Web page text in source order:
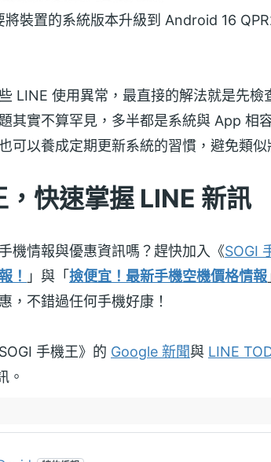
裝置的系統版本升級到 Android 16
LINE 使用異常，最直接的解法就是先檢
其實不算罕見，多半都是系統與 App 相
可以養成定期更新系統的習慣，避免類似
，快速掌握 LINE 新訊
機情報與優惠資訊嗎？趕快加入《SOGI
！ 」與「撿便宜！最新手機空機價格情報
，不錯過任何手機好康！
手機王》的 Google 新聞與 LINE
。